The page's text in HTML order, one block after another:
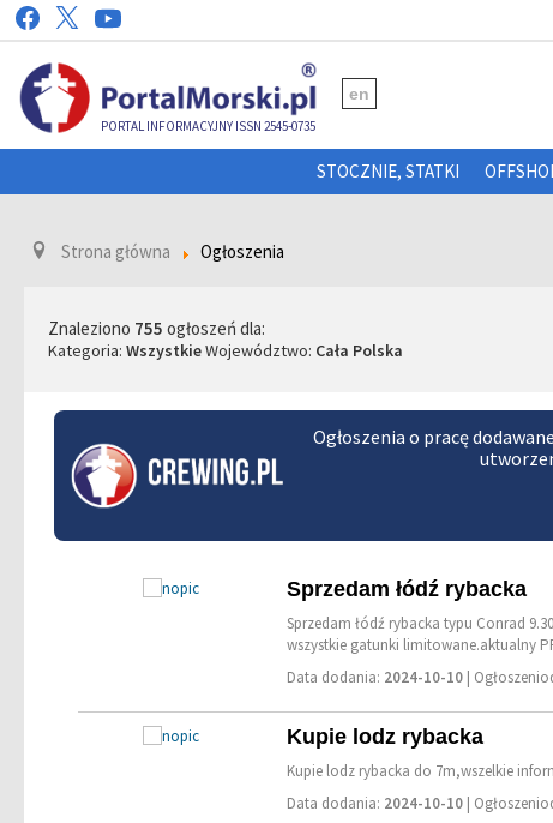
PORTAL INFORMACYJNY ISSN 2545-0735
en
STOCZNIE, STATKI
Strona główna Ogłoszenia
Znaleziono 755 ogłoszeń dla:
Kategoria: WszystkieWojewództwo: Cała Polska
Ogłoszenia o pracę
Sprzedam łódź rybacka
Sprzedam łódź rybacka typu Conrad
wszystkie gatunki limitowane.aktualny
Data dodania: 2024-10-10 |
Kupie lodz rybacka
Kupie lodz rybacka do 7m,wszelkie
Data dodania: 2024-10-10 |